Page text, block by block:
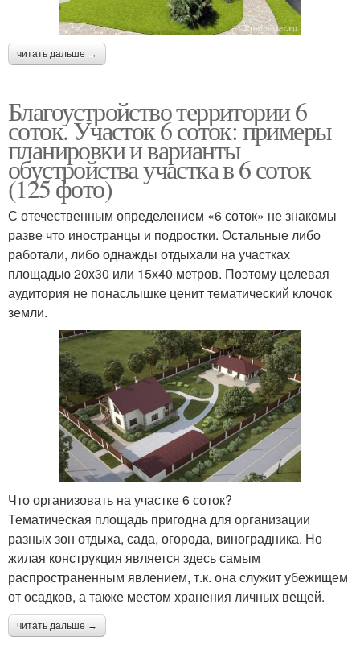
читать дальше →
Благоустройство территории 6
соток. Участок 6 соток: примеры
планировки и варианты
обустройства участка в 6 соток
(125 фото)
С отечественным определением «6 соток» не знакомы
разве что иностранцы и подростки. Остальные либо
работали, либо однажды отдыхали на участках
площадью 20х30 или 15х40 метров. Поэтому целевая
аудитория не понаслышке ценит тематический клочок
земли.
Что организовать на участке 6 соток?
Тематическая площадь пригодна для организации
разных зон отдыха, сада, огорода, виноградника. Но
жилая конструкция является здесь самым
распространенным явлением, т.к. она служит убежищем
от осадков, а также местом хранения личных вещей.
читать дальше →